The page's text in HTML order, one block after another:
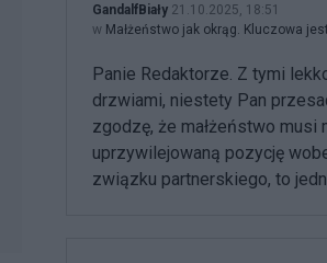
GandalfBiały 21.10.2025, 18:51
w Małżeństwo jak okrąg. Kluczowa
Panie Redaktorze. Z tymi
drzwiami, niestety Pan
zgodzę, że małżeństwo musi
uprzywilejowaną pozycję
związku partnerskiego, to